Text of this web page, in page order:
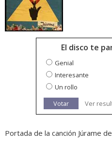
El disco te
Genial
Interesante
Un rollo
Votar
Ver
Portada de la canción Júrame